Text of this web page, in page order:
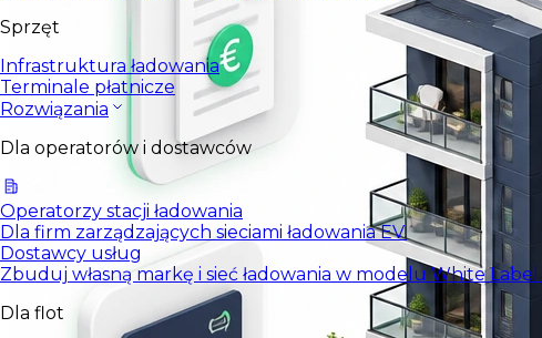
Sprzęt
Infrastruktura ładowania
Terminale płatnicze
Rozwiązania
Dla operatorów i dostawców
Operatorzy stacji ładowania
Dla firm zarządzających sieciami ładowania EV.
Dostawcy usług
Zbuduj własną markę i sieć ładowania w modelu White Label.
Dla flot